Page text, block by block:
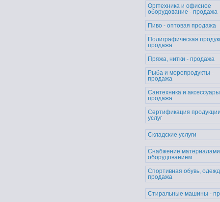
Оргтехника и офисное
оборудование - продажа
Пиво - оптовая продажа
Полиграфическая
продажа
Пряжа, нитки - продажа
Рыба и морепродукты -
продажа
Сантехника и
продажа
Сертификация
услуг
Складские услуги
Снабжение
оборудованием
Спортивная обувь,
продажа
Стиральные машины -